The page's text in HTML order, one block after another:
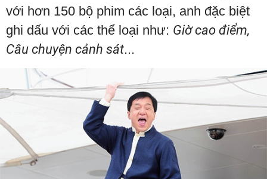
với hơn 150 bộ phim các loại, anh đặc biệt
ghi dấu với các thể loại như: Giờ cao điểm,
Câu chuyện cảnh sát...